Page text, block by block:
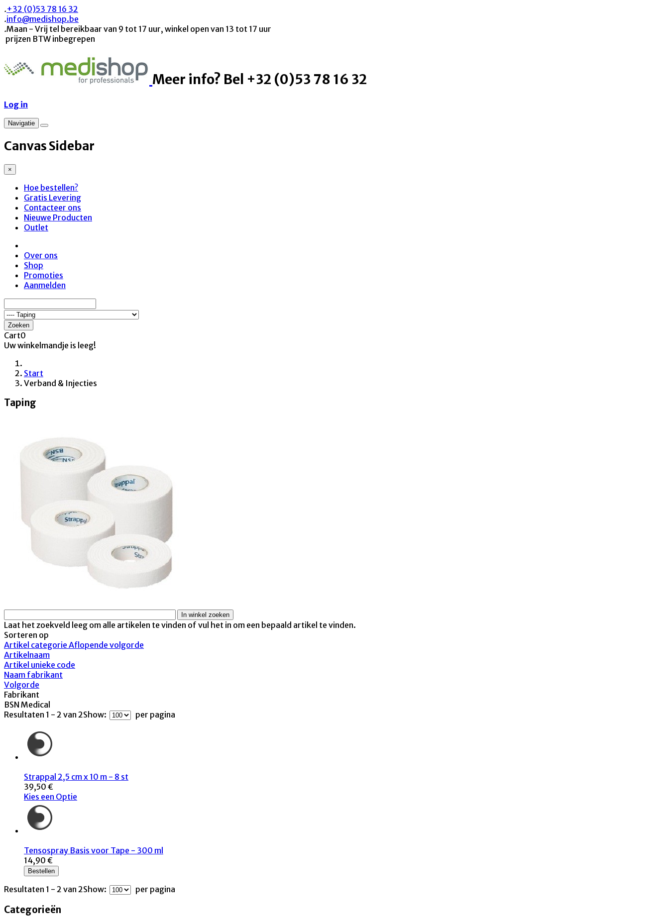
.+32 (0)53 78 16 32
.info@medishop.be
.Maan - Vrij tel bereikbaar van 9 tot 17 uur, winkel open van 13 tot 17 uur
prijzen BTW inbegrepen
Meer info? Bel +32 (0)53 78 16 32
Log in
Navigatie
Canvas Sidebar
×
Hoe bestellen?
Gratis Levering
Contacteer ons
Nieuwe Producten
Outlet
Over ons
Shop
Promoties
Aanmelden
Zoeken
Cart0
Uw winkelmandje is leeg!
Start
Verband & Injecties
Taping
Laat het zoekveld leeg om alle artikelen te vinden of vul het in om een bepaald artikel te vinden.
Sorteren op
Artikel categorie Aflopende volgorde
Artikelnaam
Artikel unieke code
Naam fabrikant
Volgorde
Fabrikant
BSN Medical
Resultaten 1 - 2 van 2Show: per pagina
Strappal 2,5 cm x 10 m - 8 st
39,50 €
Kies een Optie
Tensospray Basis voor Tape - 300 ml
14,90 €
Bestellen
Resultaten 1 - 2 van 2Show: per pagina
Categorieën